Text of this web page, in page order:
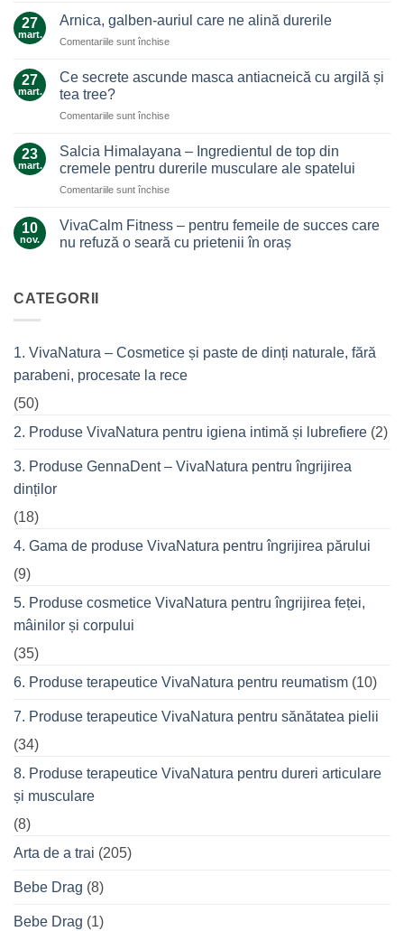
de
Un
de
nu
lasă
la…
27
mart.
Arnica, galben-auriul care ne alină durerile
Comentariile sunt închisepentru
galben-
ne
durerile
27
mart.
Ce secrete ascunde masca antiacneică cu argilă și
tea tree?
Comentariile sunt închisepentru
secrete
ascunde
masca
antiacneică
argilă
23
mart.
Salcia Himalayana – Ingredientul de top din
cremele pentru durerile musculare ale spatelui
Comentariile sunt închisepentru
Himalayana
Ingredientul
musculare
ale
10
nov.
VivaCalm Fitness – pentru femeile de succes care
nu refuză o seară cu prietenii în oraș
VivaCalm
Fitness
de
care
seară
cu
în
oraș
CATEGORII
1. VivaNatura – Cosmetice și paste de dinți naturale, fără
parabeni, procesate la rece
(50)
2. Produse VivaNatura pentru igiena intimă și lubrefiere (2)
3. Produse GennaDent – VivaNatura pentru îngrijirea
dinților
(18)
4. Gama de produse VivaNatura pentru îngrijirea părului
(9)
5. Produse cosmetice VivaNatura pentru îngrijirea feței,
mâinilor și corpului
(35)
6. Produse terapeutice VivaNatura pentru reumatism (10)
7. Produse terapeutice VivaNatura pentru sănătatea pielii
(34)
8. Produse terapeutice VivaNatura pentru dureri articulare
și musculare
(8)
Arta de a trai (205)
Bebe Drag (8)
Bebe Drag (1)